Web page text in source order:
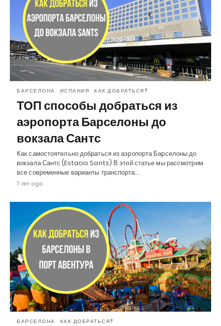
БАРСЕЛОНА ИСПАНИЯ КАК ДОБРАТЬСЯ?
ТОП способы добраться из
аэропорта Барселоны до
вокзала Сантс
Как самостоятельно добраться из аэропорта Барселоны до
вокзала Сантс (Estacio Sants) В этой статье мы рассмотрим
все современные варианты транспорта…
7 лет ago
БАРСЕЛОНА КАК ДОБРАТЬСЯ?